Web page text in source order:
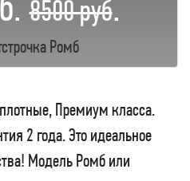
8500 руб
Ромб
Премиум класса.
2 года. Это идеальное
Модель Ромб или